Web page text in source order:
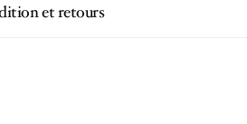
et retours